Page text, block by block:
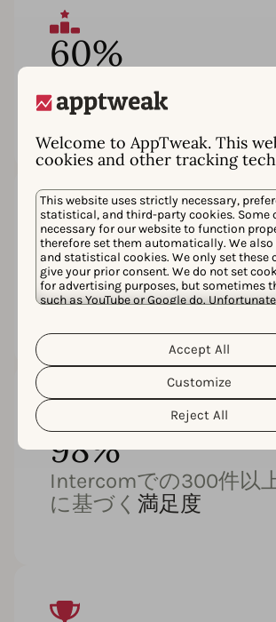
Welcome to AppTweak. This
cookies and other tracking
This website uses strictly necessary,
statistical, and third-party cookies. Some
necessary for our website to function
therefore set them automatically. We also
and statistical cookies. We only set these
give your prior consent. We do not set
for advertising purposes, but sometimes
such as YouTube or Google do.
personal data and the different cookies we
read our
Cookie Policy&Privacy Policy
customize your cookie settings and
clicking the “Customize” button.
Reject All
Customize
Accept All
60%
売上上位のゲーム
を選択
4.7
G2の180件以上のレビ
づく平均評価
98%
Intercomでの300件以
に基づく 満足度